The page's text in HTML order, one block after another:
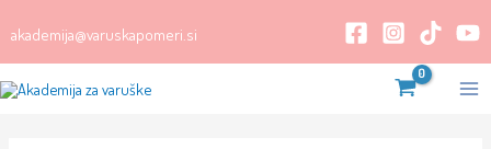
to
content
akademija@varuskapomeri.si